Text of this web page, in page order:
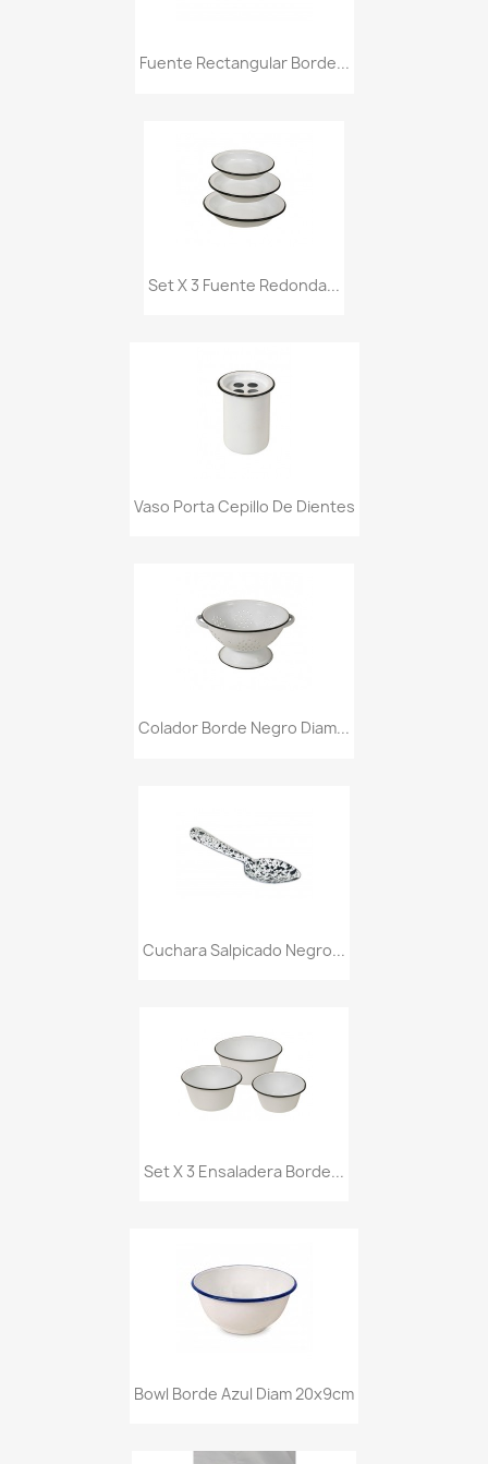
Fuente Rectangular Borde...
Set X 3 Fuente Redonda...
Vaso Porta Cepillo De Dientes
Colador Borde Negro Diam...
Cuchara Salpicado Negro...
Set X 3 Ensaladera Borde...
Bowl Borde Azul Diam 20x9cm